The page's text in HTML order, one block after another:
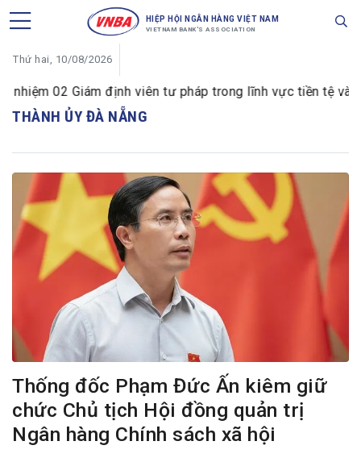
HIỆP HỘI NGÂN HÀNG VIỆT NAM
VIETNAM BANK'S ASSOCIATION
Thứ hai, 10/08/2026
02 Giám định viên tư pháp trong lĩnh vực tiền tệ và
THÀNH ỦY ĐÀ NẴNG
Thống đốc Phạm Đức Ấn kiêm giữ
chức Chủ tịch Hội đồng quản trị
Ngân hàng Chính sách xã hội